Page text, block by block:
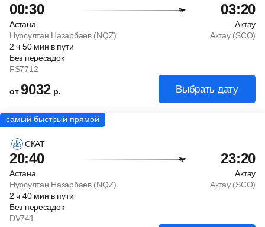
00:30 03:20
Астана
Актау
Нурсултан Назарбаев (NQZ)
Актау (SCO)
2ч 50 мин в пути
Без пересадок
FS7712
от9032 р. Выбрать дату
СКАТ
20:40 23:20
Астана
Актау
Нурсултан Назарбаев (NQZ)
Актау (SCO)
2ч 40 мин в пути
Без пересадок
DV741